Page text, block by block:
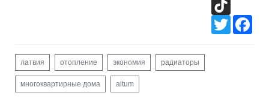
Twitter
латвия отопление экономия радиаторы
многоквартирные дома altum